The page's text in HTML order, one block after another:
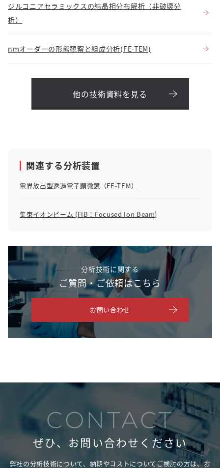
ジルコニアセラミックスの結晶相分布解析（非破壊分
析）
nmオーダーの形態観察と組成分析(FE-TEM)
他の技術資料を見る
関連する分析装置
電界放出型透過電子顕微鏡（FE-TEM）
集束イオンビーム (FIB：Focused Ion Beam)
分析技術に関する
ご質問・ご依頼はこちら
お問い合わせ
CONTACT
ぜひ、お問い合わせください
弊社の分析技術について、納期やコストについてご検討の方は、お